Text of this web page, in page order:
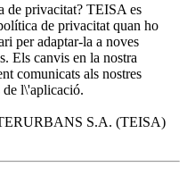
de privacitat? TEISA es
de privacitat quan ho
per adaptar-la a noves
Els canvis en la nostra
comunicats als nostres
de l\'aplicació.
S.A. (TEISA)